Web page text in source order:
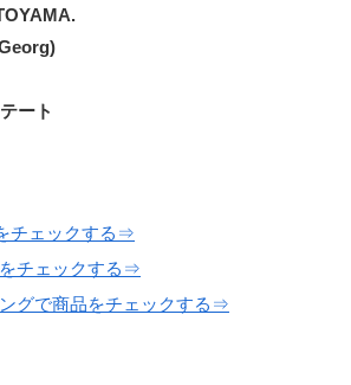
ート
チェックする⇒
チェックする⇒
グで商品をチェックする⇒